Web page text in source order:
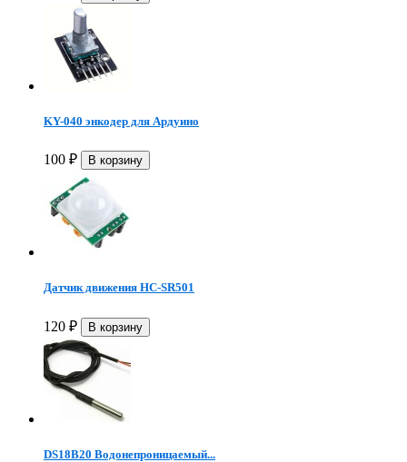
KY-040 энкодер для Ардуино
100 ₽
Датчик движения HC-SR501
120 ₽
DS18B20 Водонепроницаемый...